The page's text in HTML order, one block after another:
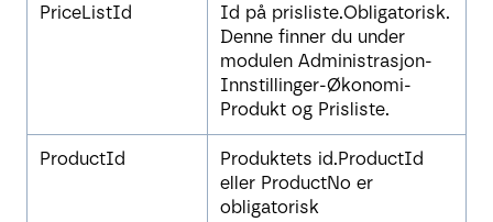
PriceListId
Id på prisliste.Obligatorisk.
Denne finner du under
modulen Administrasjon-
Innstillinger-Økonomi-
Produkt og Prisliste.
ProductId
Produktets id.ProductId
eller ProductNo er
obligatorisk